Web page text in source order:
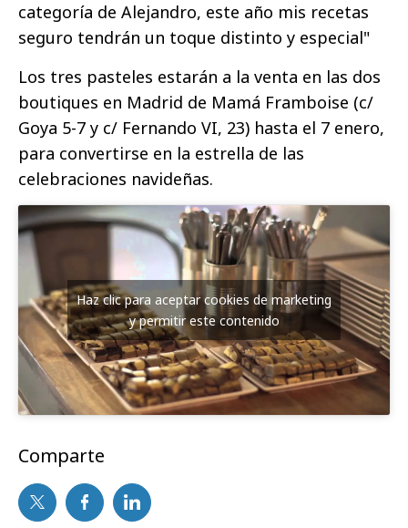
categoría de Alejandro, este año mis recetas
seguro tendrán un toque distinto y especial"
Los tres pasteles estarán a la venta en las dos
boutiques en Madrid de Mamá Framboise (c/
Goya 5-7 y c/ Fernando VI, 23) hasta el 7 enero,
para convertirse en la estrella de las
celebraciones navideñas.
Haz clic para aceptar cookies de marketing
y permitir este contenido
Comparte